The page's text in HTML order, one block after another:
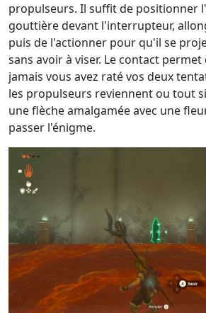
propulseurs. Il suffit de positionner
gouttière devant l'interrupteur,
puis de l'actionner pour qu'il se
sans avoir à viser. Le contact
jamais vous avez raté vos deux
les propulseurs reviennent ou tout
une flèche amalgamée avec une
passer l'énigme.